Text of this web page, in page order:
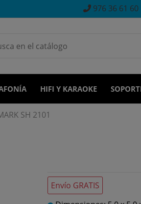
976 36 61 60
HIFI Y KARAOKE
SH 2101
Envío GRATIS